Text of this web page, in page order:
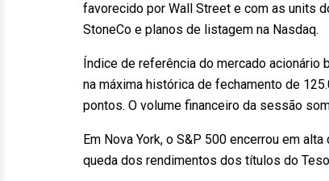
favorecido por Wall Street e com as units
StoneCo e planos de listagem na Nasdaq.
Índice de referência do mercado acionário
na máxima histórica de fechamento de
pontos. O volume financeiro da sessão
Em Nova York, o S&P 500 encerrou em
queda dos rendimentos dos títulos do